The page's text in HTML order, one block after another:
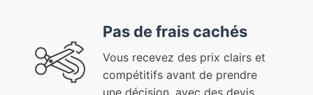
Pas de frais cachés
Vous recevez des prix clairs et
compétitifs avant de prendre